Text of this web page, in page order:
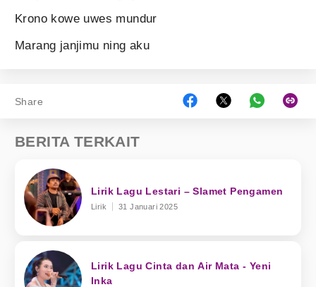
Krono kowe uwes mundur
Marang janjimu ning aku
Share
BERITA TERKAIT
Lirik Lagu Lestari – Slamet Pengamen
Lirik 31 Januari 2025
Lirik Lagu Cinta dan Air Mata - Yeni
Inka